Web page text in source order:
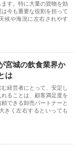
す。特に大量の貨物を効
今も重要な役割を担って
候や海況に左右されやす
宮城の飲食業界か
は
経営者にとって、安定し
ることは、顧客満足度を
できる卸売パートナーと
きく左右するといっても